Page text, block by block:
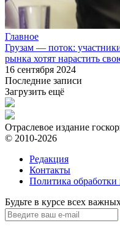
Главное
Грузам — ​поток:
рынка хотят нарастить
16 сентября 2024
Последние записи
Загрузить ещё
Отраслевое издание
© 2010-2026
Редакция
Контакты
Политика
Будьте в курсе всех